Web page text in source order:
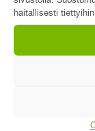
haitallisesti